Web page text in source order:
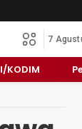
7
KODIM